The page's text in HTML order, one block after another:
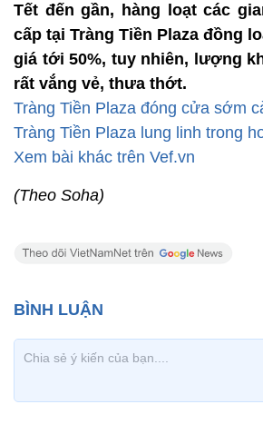
Tết đến gần, hàng loạt các
cấp tại Tràng Tiền Plaza đồng
giá tới 50%, tuy nhiên, lượng
rất vắng vẻ, thưa thớt.
Tràng Tiền Plaza đóng cửa sớm
Tràng Tiền Plaza lung linh trong
Xem bài khác trên Vef.vn
(Theo Soha)